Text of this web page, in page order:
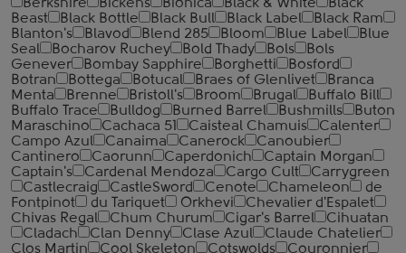
Berkshire
Bickens Bionica Black & White
Black
Beast
Black Bottle Black Bull Black Label
Black Ram
Blanton's
Blavod Blend 285 Bloom Blue Label
Blue
Seal
Bocharov Ruchey Bold Thady Bols
Bols
Genever
Bombay Sapphire Borghetti
Bosford
Botran
Bottega Botucal Braes of Glenlivet
Branca
Menta
Brenne Bristoll's Broom Brugal
Buffalo Bill
Buffalo Trace
Bulldog Burned Barrel Bushmills
Buton
Maraschino
Cachaca 51 Caisteal Chamuis
Calenter
Campo Azul
Canaima Canerock
Canoubier
Cantinero
Caorunn Caperdonich
Captain Morgan
Captain's
Cardenal Mendoza Cargo Cult
Carrygreen
Castlecraig
CastleSword Cenote Chameleon
de
Fontpinot
du Tariquet Orkhevi
Chevalier d'Espalet
Chivas Regal
Chum Churum Cigar's Barrel
Cihuatan
Cladach
Clan Denny Clase Azul
Claude Chatelier
Clos Martin
Cool Skeleton Cotswolds
Couronnier